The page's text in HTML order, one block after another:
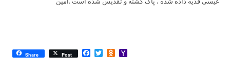
Share Post Facebook
TwitterOdnoklassniki